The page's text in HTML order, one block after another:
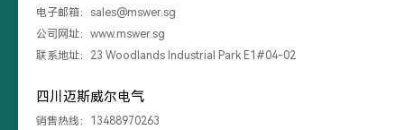
电子邮箱：sales@mswer.sg
公司网址：www.mswer.sg
联系地址：23 Woodlands Industrial Park E1#04-02
四川迈斯威尔电气
销售热线：13488970263